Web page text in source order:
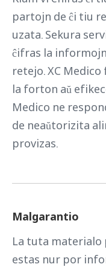
partojn de ĉi tiu
uzata. Sekura
ĉifras la
retejo. XC
la forton aŭ
Medico ne
de neaŭtorizita
provizas.
Malgarantio
La tuta
estas nur por